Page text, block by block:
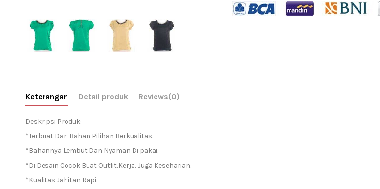
Keterangan Detail produk Reviews(0)
Deskripsi Produk:
*Terbuat Dari Bahan Pilihan Berkualitas.
*Bahannya Lembut Dan Nyaman Di pakai.
*Di Desain Cocok Buat Outfit,Kerja, Juga Keseharian.
*Kualitas Jahitan Rapi.